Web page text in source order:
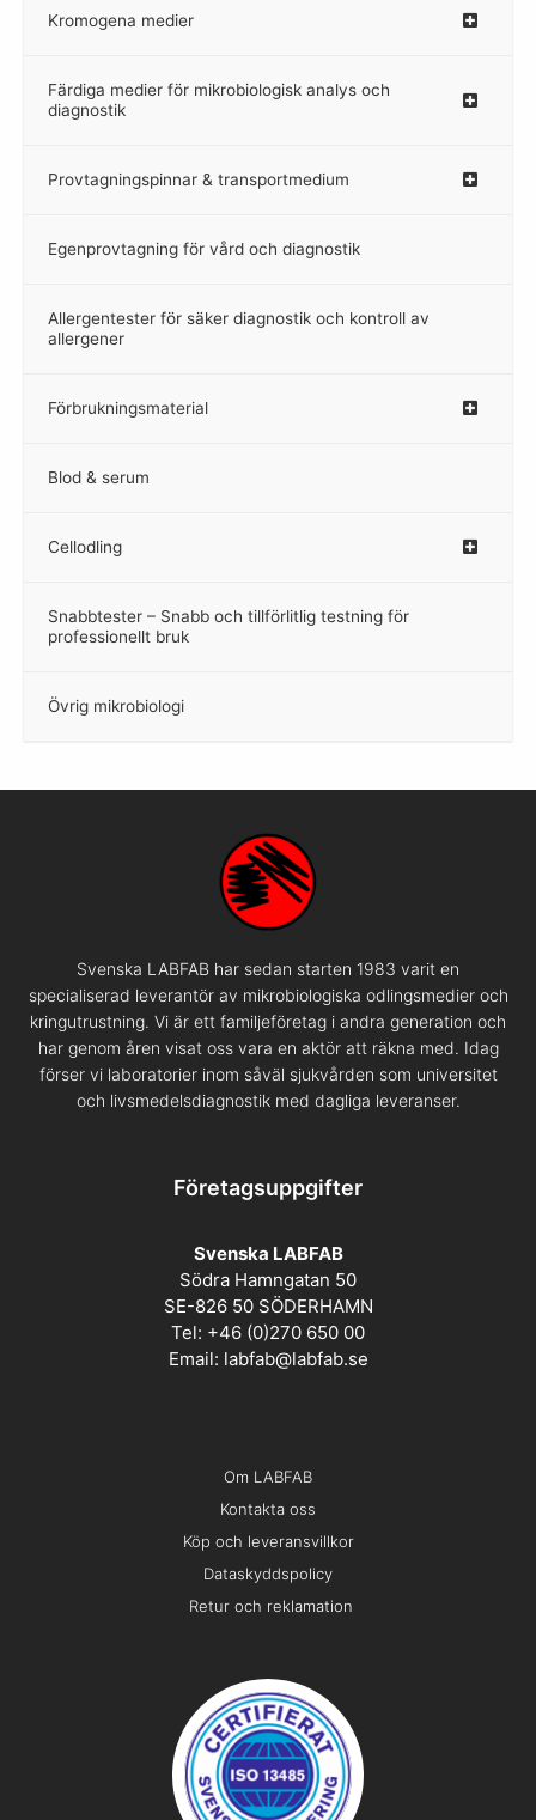
Kromogena medier
–
Färdiga medier för mikrobiologisk analys och
diagnostik
Provtagningspinnar & transportmedium
–
Egenprovtagning för vård och diagnostik
–
Allergentester för säker diagnostik och kontroll av
allergener
–
Förbrukningsmaterial
Blod & serum
Cellodling
–
Snabbtester – Snabb och tillförlitlig testning för
professionellt bruk
–
Övrig mikrobiologi
–
Svenska LABFAB har sedan starten 1983 varit en
specialiserad leverantör av mikrobiologiska odlingsmedier och
kringutrustning. Vi är ett familjeföretag i andra generation och
har genom åren visat oss vara en aktör att räkna med. Idag
förser vi laboratorier inom såväl sjukvården som universitet
och livsmedelsdiagnostik med dagliga leveranser.
Företagsuppgifter
Svenska LABFAB
Södra Hamngatan 50
SE-826 50 SÖDERHAMN
Tel: +46 (0)270 650 00
Email: labfab@labfab.se
Om LABFAB
Kontakta oss
Köp och leveransvillkor
Dataskyddspolicy
Retur och reklamation